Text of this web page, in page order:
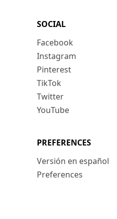
SOCIAL
Facebook
Instagram
Pinterest
TikTok
Twitter
YouTube
PREFERENCES
Versión en español
Preferences